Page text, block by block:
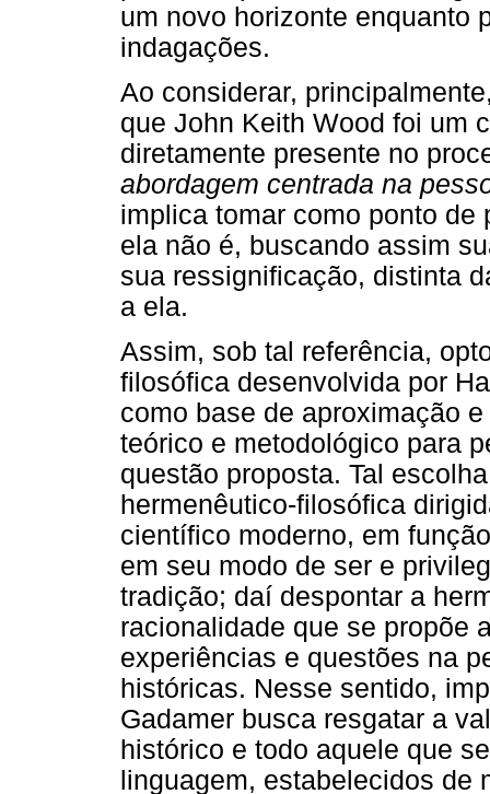
um novo horizonte enquanto
indagações.
Ao considerar,
que John Keith Wood foi um
diretamente presente no
abordagem centrada na
implica tomar como ponto
ela não é, buscando assim
sua ressignificação, distinta
a ela.
Assim, sob tal referência,
filosófica desenvolvida por
como base de aproximação
teórico e metodológico para
questão proposta. Tal
hermenêutico-filosófica
científico moderno, em
em seu modo de ser e
tradição; daí despontar a
racionalidade que se propõe
experiências e questões na
históricas. Nesse sentido,
Gadamer busca resgatar a
histórico e todo aquele que
linguagem, estabelecidos de